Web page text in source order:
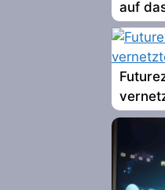
auf